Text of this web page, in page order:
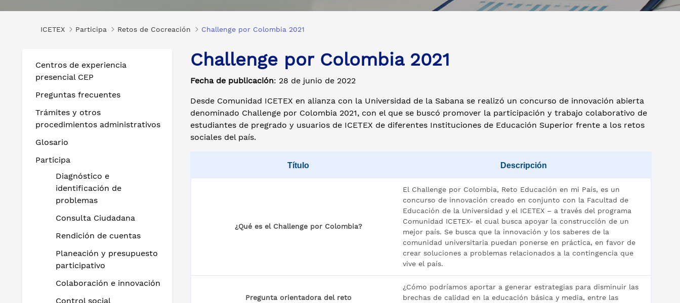
ICETEX Participa Retos de Cocreación Challenge por Colombia 2021
Centros de experiencia
presencial CEP
Preguntas frecuentes
Trámites y otros
procedimientos administrativos
Glosario
Participa
Diagnóstico e
identificación de
problemas
Consulta Ciudadana
Rendición de cuentas
Planeación y presupuesto
participativo
Colaboración e innovación
Control social
Challenge por Colombia 2021
Fecha de publicación: 28 de junio de 2022
Desde Comunidad ICETEX en alianza con la Universidad de la Sabana se realizó un concurso de innovación abierta
denominado Challenge por Colombia 2021, con el que se buscó promover la participación y trabajo colaborativo de
estudiantes de pregrado y usuarios de ICETEX de diferentes Instituciones de Educación Superior frente a los retos
sociales del país.
Título Descripción
¿Qué es el Challenge por Colombia?
El Challenge por Colombia, Reto Educación en mi País, es un
concurso de innovación creado en conjunto con la Facultad de
Educación de la Universidad y el ICETEX – a través del programa
Comunidad ICETEX- el cual busca apoyar la construcción de un
mejor país. Se busca que la innovación y los saberes de la
comunidad universitaria puedan ponerse en práctica, en favor de
crear soluciones a problemas relacionados a la contingencia que
vive el país.
Pregunta orientadora del reto
¿Cómo podríamos aportar a generar estrategias para disminuir las
brechas de calidad en la educación básica y media, entre las